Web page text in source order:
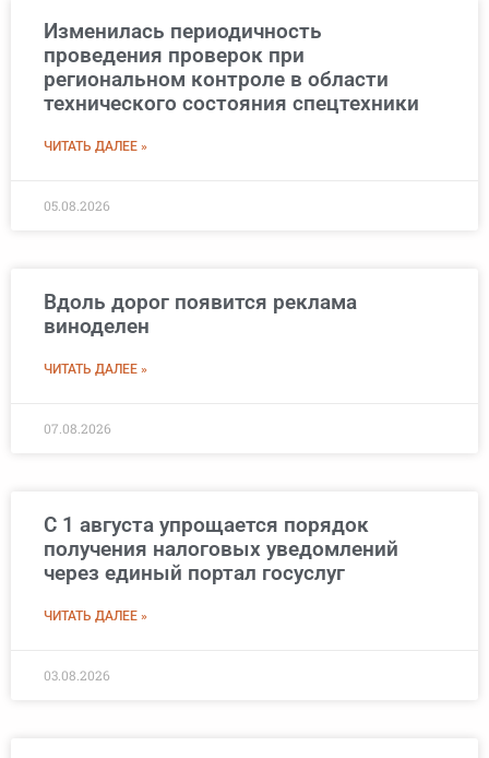
Изменилась периодичность
проведения проверок при
региональном контроле в области
технического состояния спецтехники
ЧИТАТЬ ДАЛЕЕ »
05.08.2026
Вдоль дорог появится реклама
виноделен
ЧИТАТЬ ДАЛЕЕ »
07.08.2026
С 1 августа упрощается порядок
получения налоговых уведомлений
через единый портал госуслуг
ЧИТАТЬ ДАЛЕЕ »
03.08.2026